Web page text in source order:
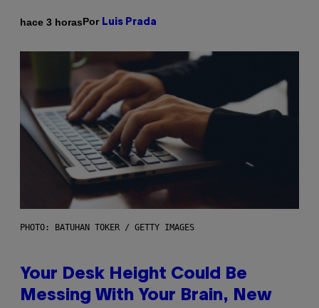
hace 3 horasPor Luis Prada
PHOTO: BATUHAN TOKER / GETTY IMAGES
Your Desk Height Could Be
Messing With Your Brain, New